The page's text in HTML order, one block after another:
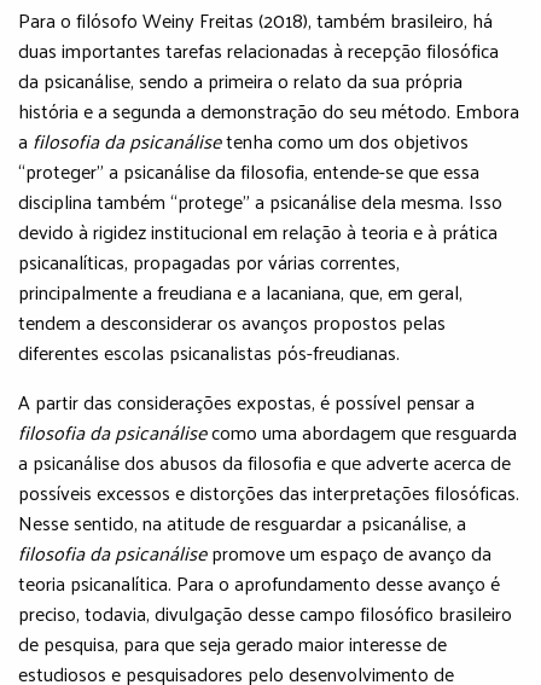
Para o filósofo Weiny Freitas (2018), também brasileiro, há
duas importantes tarefas relacionadas à recepção filosófica
da psicanálise, sendo a primeira o relato da sua própria
história e a segunda a demonstração do seu método. Embora
a filosofia da psicanálisetenha como um dos objetivos
“proteger” a psicanálise da filosofia, entende-se que essa
disciplina também “protege” a psicanálise dela mesma. Isso
devido à rigidez institucional em relação à teoria e à prática
psicanalíticas, propagadas por várias correntes,
principalmente a freudiana e a lacaniana, que, em geral,
tendem a desconsiderar os avanços propostos pelas
diferentes escolas psicanalistas pós-freudianas.
A partir das considerações expostas, é possível pensar a
filosofia da psicanálisecomo uma abordagem que resguarda
a psicanálise dos abusos da filosofia e que adverte acerca de
possíveis excessos e distorções das interpretações filosóficas.
Nesse sentido, na atitude de resguardar a psicanálise, a
filosofia da psicanálisepromove um espaço de avanço da
teoria psicanalítica. Para o aprofundamento desse avanço é
preciso, todavia, divulgação desse campo filosófico brasileiro
de pesquisa, para que seja gerado maior interesse de
estudiosos e pesquisadores pelo desenvolvimento de